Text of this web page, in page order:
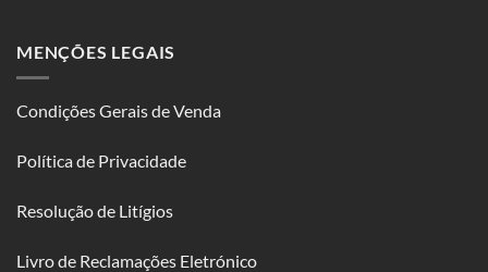
MENÇÕES LEGAIS
Condições Gerais de Venda
Política de Privacidade
Resolução de Litígios
Livro de Reclamações Eletrónico